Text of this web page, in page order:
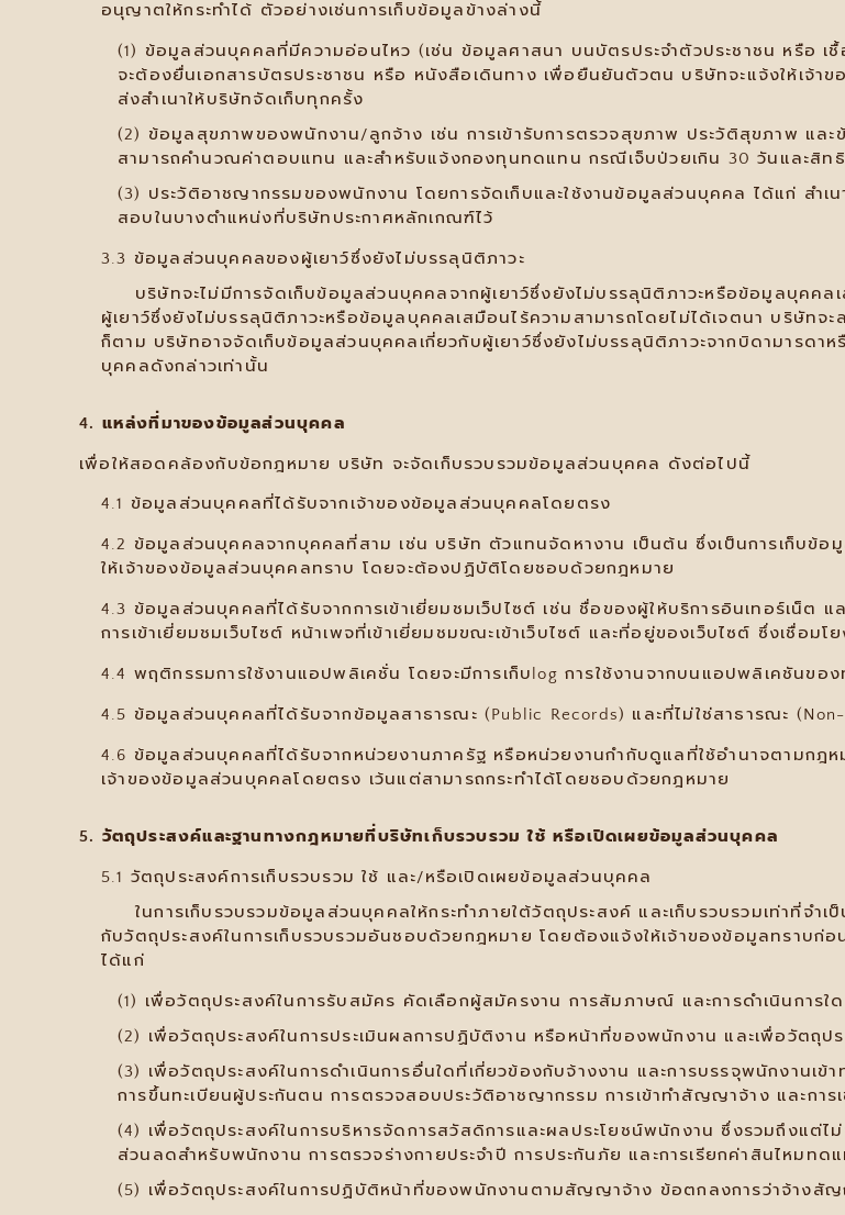
อนุญาตให้กระทำได้ ตัวอย่างเช่นการเก็บข้อมูลข้างล่างนี้
ข้อมูลส่วนบุคคลที่มีความอ่อนไหว (เช่น ข้อมูลศาสนา บนบัตรประจำตัวประชาชน หรือ เ
จะต้องยื่นเอกสารบัตรประชาชน หรือ หนังสือเดินทาง เพื่อยืนยันตัวตน บริษัทจะแจ้งให้เจ้
ส่งสำเนาให้บริษัทจัดเก็บทุกครั้ง
ข้อมูลสุขภาพของพนักงาน/ลูกจ้าง เช่น การเข้ารับการตรวจสุขภาพ ประวัติสุขภาพ และ
สามารถคำนวณค่าตอบแทน และสำหรับแจ้งกองทุนทดแทน กรณีเจ็บป่วยเกิน 30 วันและสิท
ประวัติอาชญากรรมของพนักงาน โดยการจัดเก็บและใช้งานข้อมูลส่วนบุคคล ได้แก่ สำเ
สอบในบางตำแหน่งที่บริษัทประกาศหลักเกณฑ์ไว้
3.3 ข้อมูลส่วนบุคคลของผู้เยาว์ซึ่งยังไม่บรรลุนิติภาวะ
บริษัทจะไม่มีการจัดเก็บข้อมูลส่วนบุคคลจากผู้เยาว์ซึ่งยังไม่บรรลุนิติภาวะหรือข้อมูลบุคคล
ผู้เยาว์ซึ่งยังไม่บรรลุนิติภาวะหรือข้อมูลบุคคลเสมือนไร้ความสามารถโดยไม่ได้เจตนา บริษัท
ก็ตาม บริษัทอาจจัดเก็บข้อมูลส่วนบุคคลเกี่ยวกับผู้เยาว์ซึ่งยังไม่บรรลุนิติภาวะจากบิดามารด
บุคคลดังกล่าวเท่านั้น
4. แหล่งที่มาของข้อมูลส่วนบุคคล
เพื่อให้สอดคล้องกับข้อกฎหมาย บริษัท จะจัดเก็บรวบรวมข้อมูลส่วนบุคคล ดังต่อไปนี้
4.1 ข้อมูลส่วนบุคคลที่ได้รับจากเจ้าของข้อมูลส่วนบุคคลโดยตรง
4.2 ข้อมูลส่วนบุคคลจากบุคคลที่สาม เช่น บริษัท ตัวแทนจัดหางาน เป็นต้น ซึ่งเป็นการเก็บข้อ
ให้เจ้าของข้อมูลส่วนบุคคลทราบ โดยจะต้องปฏิบัติโดยชอบด้วยกฎหมาย
4.3 ข้อมูลส่วนบุคคลที่ได้รับจากการเข้าเยี่ยมชมเว็ปไซต์ เช่น ชื่อของผู้ให้บริการอินเทอร์เน็ต แ
การเข้าเยี่ยมชมเว็บไซต์ หน้าเพจที่เข้าเยี่ยมชมขณะเข้าเว็บไซต์ และที่อยู่ของเว็บไซต์ ซึ่งเชื่อม
4.4 พฤติกรรมการใช้งานแอปพลิเคชั่น โดยจะมีการเก็บlog การใช้งานจากบนแอปพลิเคชันขอ
4.5 ข้อมูลส่วนบุคคลที่ได้รับจากข้อมูลสาธารณะ (Public Records) และที่ไม่ใช่สาธารณะ
4.6 ข้อมูลส่วนบุคคลที่ได้รับจากหน่วยงานภาครัฐ หรือหน่วยงานกํากับดูแลที่ใช้อํานาจตามกฎ
เจ้าของข้อมูลส่วนบุคคลโดยตรง เว้นแต่สามารถกระทําได้โดยชอบด้วยกฎหมาย
5. วัตถุประสงค์และฐานทางกฎหมายที่บริษัทเก็บรวบรวม ใช้ หรือเปิดเผยข้อมูลส่วนบุคคล
5.1 วัตถุประสงค์การเก็บรวบรวม ใช้ และ/หรือเปิดเผยข้อมูลส่วนบุคคล
ในการเก็บรวบรวมข้อมูลส่วนบุคคลให้กระทําภายใต้วัตถุประสงค์ และเก็บรวบรวมเท่าที่จํา
กับวัตถุประสงค์ในการเก็บรวบรวมอันชอบด้วยกฎหมาย โดยต้องแจ้งให้เจ้าของข้อมูลทราบก่อ
ได้แก่
เพื่อวัตถุประสงค์ในการรับสมัคร คัดเลือกผู้สมัครงาน การสัมภาษณ์ และการดำเนินการใ
เพื่อวัตถุประสงค์ในการประเมินผลการปฏิบัติงาน หรือหน้าที่ของพนักงาน และเพื่อวัตถุ
เพื่อวัตถุประสงค์ในการดำเนินการอื่นใดที่เกี่ยวข้องกับจ้างงาน และการบรรจุพนักงานเข้
การขึ้นทะเบียนผู้ประกันตน การตรวจสอบประวัติอาชญากรรม การเข้าทำสัญญาจ้าง และกา
เพื่อวัตถุประสงค์ในการบริหารจัดการสวัสดิการและผลประโยชน์พนักงาน ซึ่งรวมถึงแต่ไ
ส่วนลดสำหรับพนักงาน การตรวจร่างกายประจำปี การประกันภัย และการเรียกค่าสินไหมทด
เพื่อวัตถุประสงค์ในการปฏิบัติหน้าที่ของพนักงานตามสัญญาจ้าง ข้อตกลงการว่าจ้าง